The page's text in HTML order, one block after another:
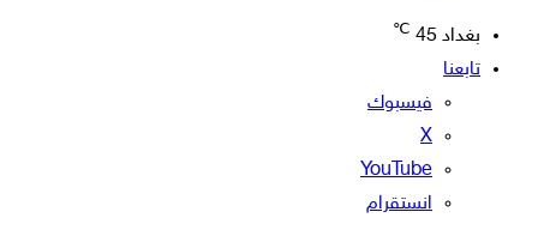
بغداد 45
℃
تابعنا
فيسبوك
‫X
‫YouTube
انستقرام